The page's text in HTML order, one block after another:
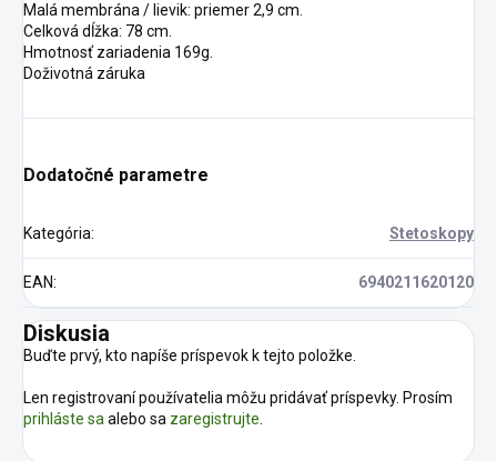
Malá membrána / lievik: priemer 2,9 cm.
Celková dĺžka: 78 cm.
Hmotnosť zariadenia 169g.
Doživotná záruka
Dodatočné parametre
Kategória: Stetoskopy
EAN: 6940211620120
Diskusia
Buďte prvý, kto napíše príspevok k tejto položke.
Len registrovaní používatelia môžu pridávať príspevky. Prosím
prihláste saalebo sa zaregistrujte.